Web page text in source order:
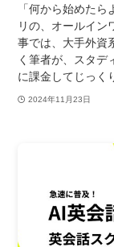
「何から始めた
リの、オールイン
事では、大手外資
く筆者が、スタデ
に課金してじっく
2024年11月23日